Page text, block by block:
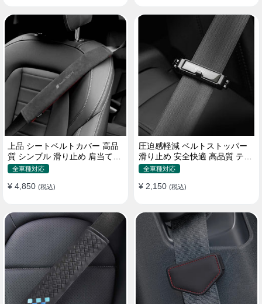
上品 シートベルトカバー 高品
質 シンブル 滑り止め 肩当てパ
ッド 圧迫感軽減
全車種対応
¥ 4,850 (税込)
圧迫感軽減 ベルトストッパー
滑り止め 安全快適 高品質 テー
プクリップ 快適 2個セット
全車種対応
¥ 2,150 (税込)